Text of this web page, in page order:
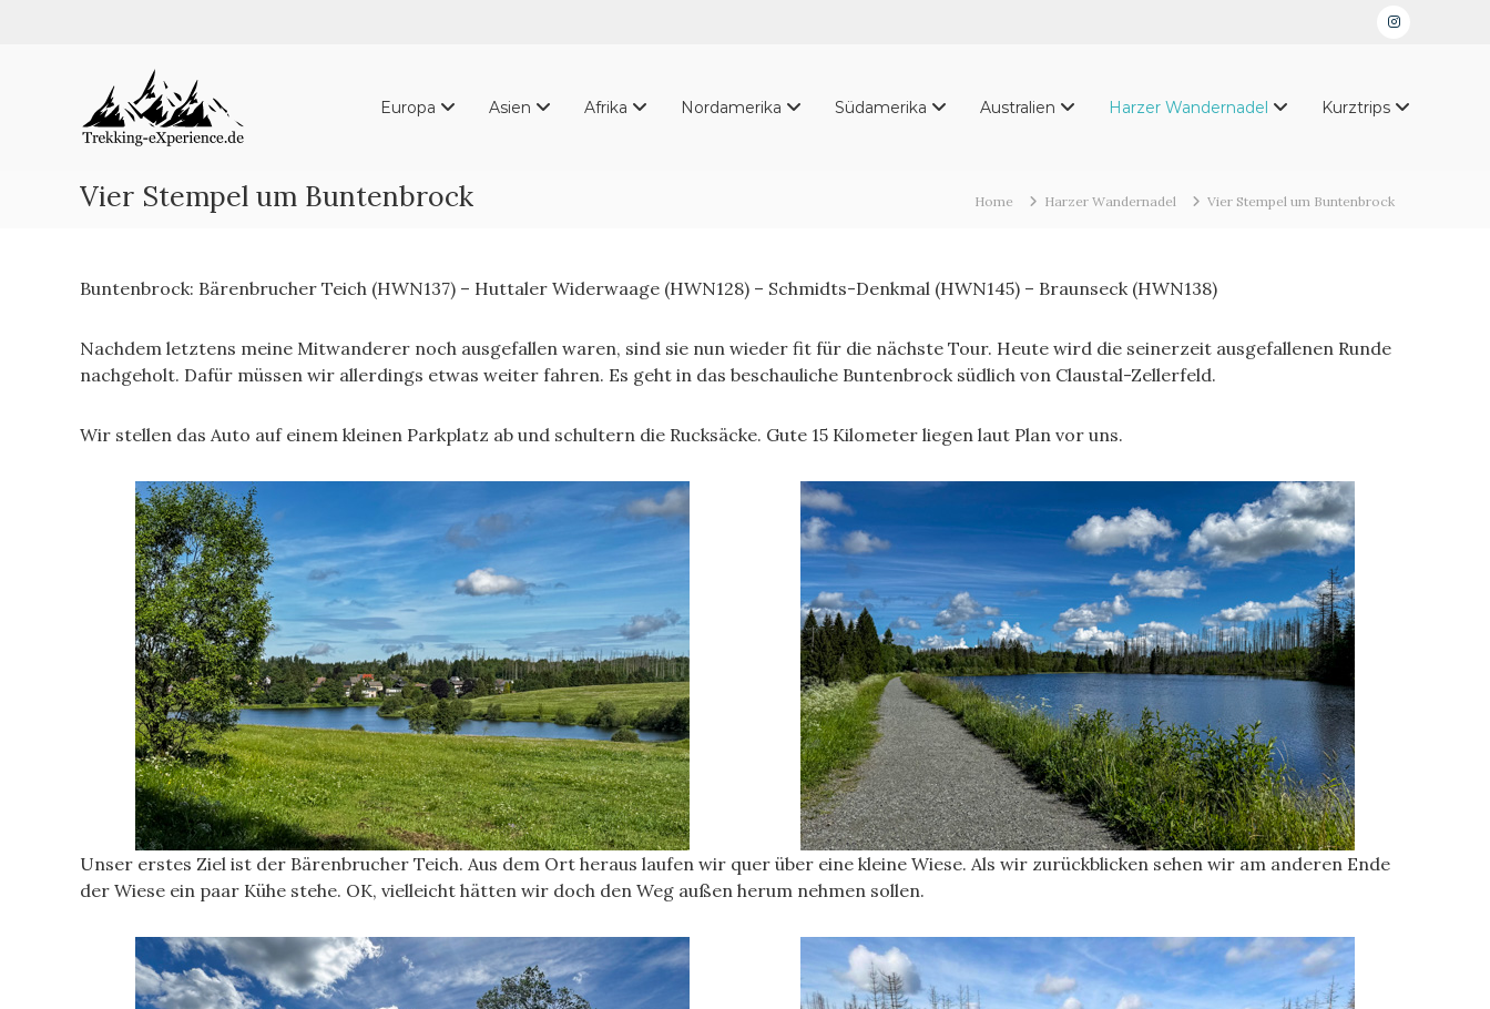
Instagram
Trekking-
eXperience.de
Reiseberichte
aus
ganzen
Europa Asien Afrika Nordamerika Südamerika Australien Harzer Wandernadel Kurztrips
Vier Stempel um Buntenbrock Home Harzer Wandernadel Vier Stempel um Buntenbrock
Buntenbrock: Bärenbrucher Teich (HWN137) – Huttaler Widerwaage (HWN128) – Schmidts-Denkmal (HWN145) – Braunseck (HWN138)
Nachdem letztens meine Mitwanderer noch ausgefallen waren, sind sie nun wieder fit für die nächste Tour. Heute wird die seinerzeit ausgefallenen Runde
nachgeholt. Dafür müssen wir allerdings etwas weiter fahren. Es geht in das beschauliche Buntenbrock südlich von Claustal-Zellerfeld.
Wir stellen das Auto auf einem kleinen Parkplatz ab und schultern die Rucksäcke. Gute 15 Kilometer liegen laut Plan vor uns.
Unser erstes Ziel ist der Bärenbrucher Teich. Aus dem Ort heraus laufen wir quer über eine kleine Wiese. Als wir zurückblicken sehen wir am anderen Ende
der Wiese ein paar Kühe stehe. OK, vielleicht hätten wir doch den Weg außen herum nehmen sollen.